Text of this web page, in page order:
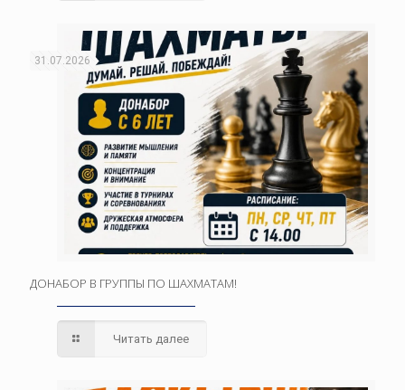
31.07.2026
ДОНАБОР В ГРУППЫ ПО ШАХМАТАМ!
Читать далее